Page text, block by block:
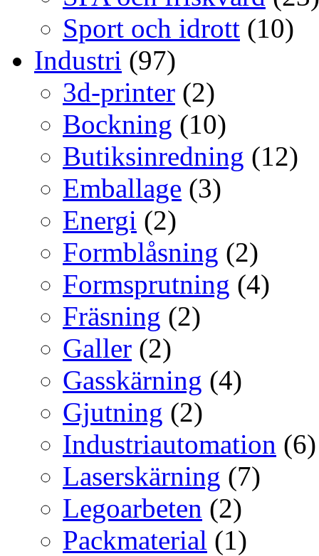
Sport och idrott (10)
Industri (97)
3d-printer (2)
Bockning (10)
Butiksinredning (12)
Emballage (3)
Energi (2)
Formblåsning (2)
Formsprutning (4)
Fräsning (2)
Galler (2)
Gasskärning (4)
Gjutning (2)
Industriautomation (6)
Laserskärning (7)
Legoarbeten (2)
Packmaterial (1)